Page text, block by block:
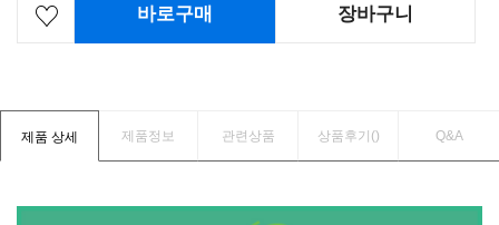
바로구매 장바구니
제품 상세 제품정보 관련상품 상품후기() Q&A